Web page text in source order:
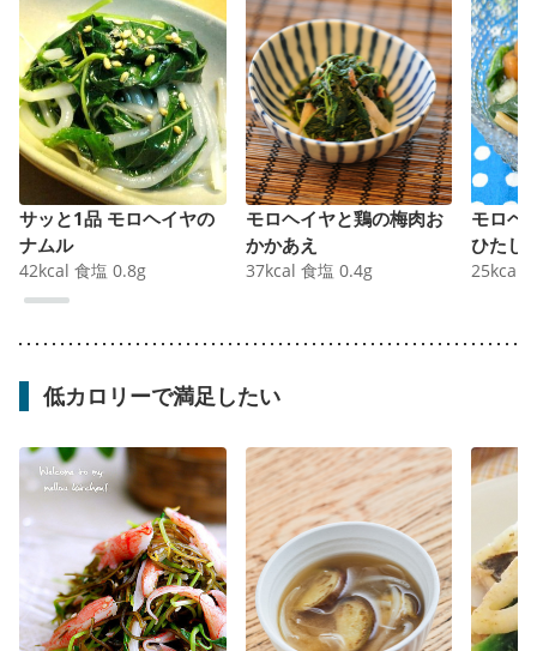
サッと1品 モロヘイヤの
ナムル
42kcal 食塩 0.8g
モロヘイヤと鶏の梅肉お
かかあえ
37kcal 食塩 0.4g
モロヘ
ひたし
25kcal
低カロリーで満足したい